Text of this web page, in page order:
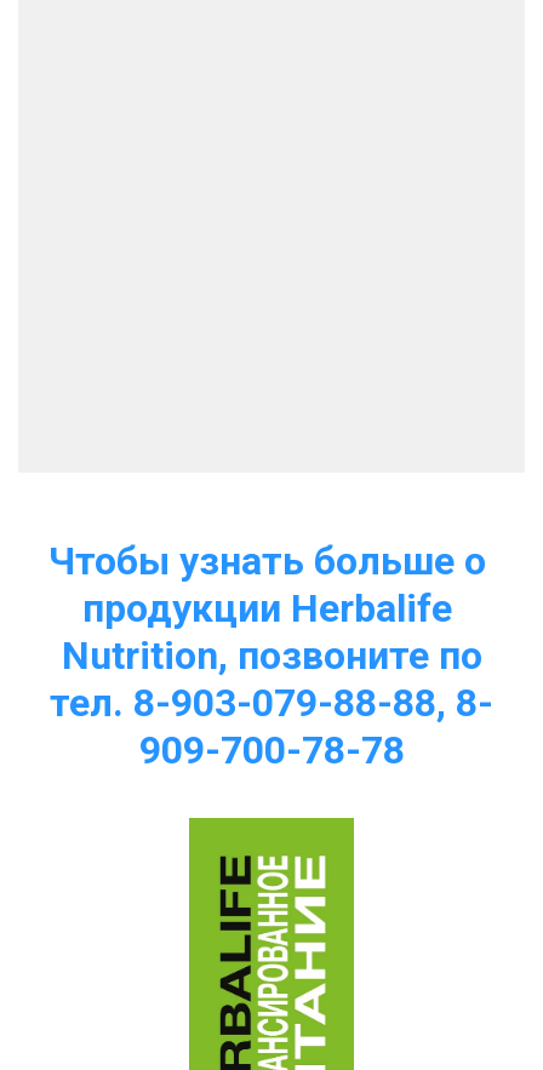
Чтобы узнать больше о
продукции Herbalife
Nutrition, позвоните по
тел. 8-903-079-88-88, 8-
909-700-78-78